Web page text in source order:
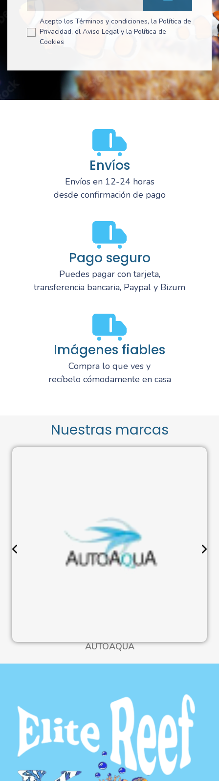
Acepto los Términos y condiciones, la Política de
Privacidad, el Aviso Legal y la Política de
Cookies
Envíos
Envíos en 12-24 horas
desde confirmación de pago
Pago seguro
Puedes pagar con tarjeta,
transferencia bancaria, Paypal y Bizum
Imágenes fiables
Compra lo que ves y
recíbelo cómodamente en casa
Nuestras marcas
AUTOAQUA